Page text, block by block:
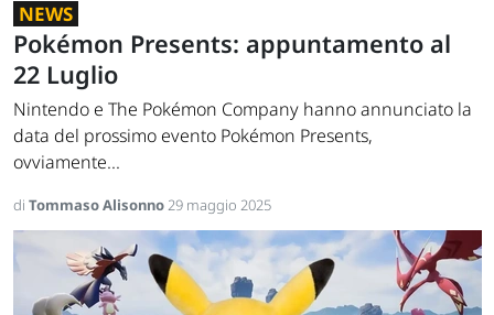
NEWS
Pokémon Presents: appuntamento al
22 Luglio
Nintendo e The Pokémon Company hanno annunciato la
data del prossimo evento Pokémon Presents,
ovviamente...
di Tommaso Alisonno29 maggio 2025